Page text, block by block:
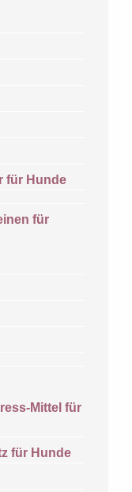
für Hunde
für
Mittel für
für Hunde